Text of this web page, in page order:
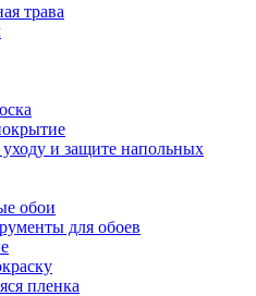
трава
и защите напольных
обои
для обоев
пленка